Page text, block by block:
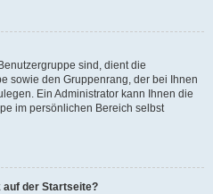
sind, dient die
sowie den Gruppenrang, der bei Ihnen
Ein Administrator kann Ihnen die
im persönlichen Bereich selbst
auf der Startseite?